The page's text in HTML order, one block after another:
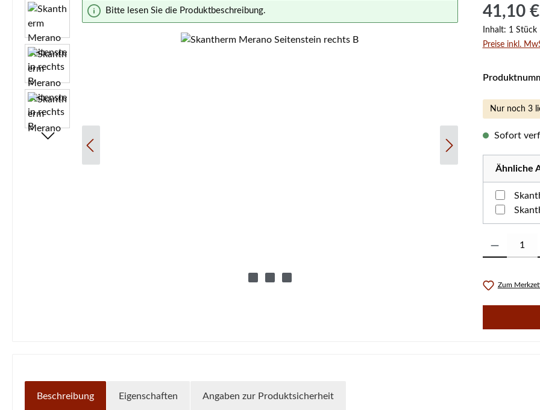
Bildergalerie überspringen
Bitte lesen Sie die Produktbeschreibung.
Regulärer
41,10 €
Inhalt: 1 Stück
Preise inkl.
Nur noch 3
Sofort
Ähnliche
Zum
Beschreibung Eigenschaften Angaben zur Produktsicherheit